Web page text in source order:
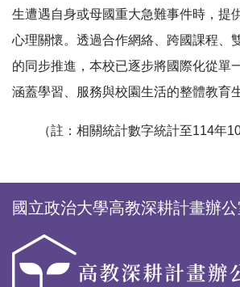
生遭遇自身或母國重大急難事件時，提
心理關懷。透過合作網絡、跨國課程、
的同步推進，本校已逐步將國際化從單
涵蓋學習、服務與校園生活的整體教育
（註：相關統計數字統計至114年
國立政治大學高教深耕計畫辦